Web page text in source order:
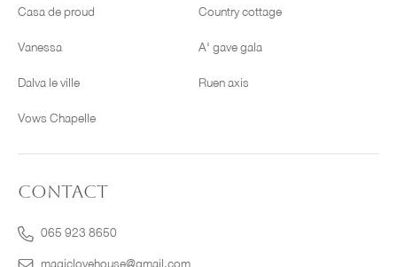
Casa de proud
Vanessa
Dalva le ville
Vows Chapelle
Country cottage
A' gave gala
Ruen axis
CONTACT
065 923 8650